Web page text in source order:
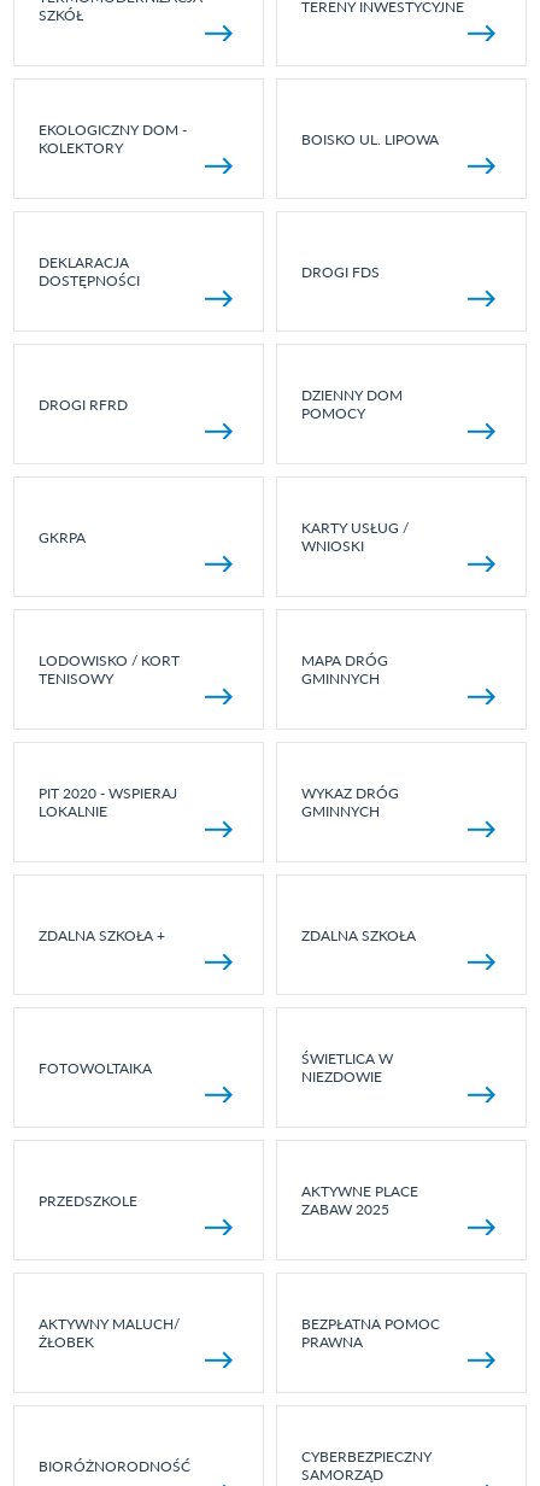
SZKÓŁ
TERENY INWESTYCYJNE
EKOLOGICZNY DOM -
KOLEKTORY
BOISKO UL. LIPOWA
DEKLARACJA
DOSTĘPNOŚCI
DROGI FDS
DROGI RFRD
DZIENNY DOM
POMOCY
GKRPA
KARTY USŁUG /
WNIOSKI
LODOWISKO / KORT
TENISOWY
MAPA DRÓG
GMINNYCH
PIT 2020 - WSPIERAJ
LOKALNIE
WYKAZ DRÓG
GMINNYCH
ZDALNA SZKOŁA + ZDALNA SZKOŁA
FOTOWOLTAIKA
ŚWIETLICA W
NIEZDOWIE
PRZEDSZKOLE
AKTYWNE PLACE
ZABAW 2025
AKTYWNY MALUCH/
ŻŁOBEK
BEZPŁATNA POMOC
PRAWNA
BIORÓŻNORODNOŚĆ
CYBERBEZPIECZNY
SAMORZĄD